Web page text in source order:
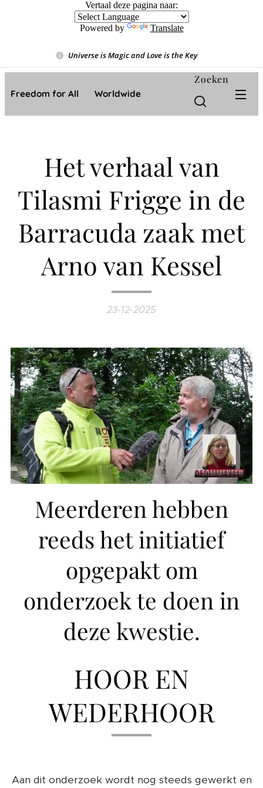
Vertaal deze pagina naar:
Powered by Translate
Universe is Magic and Love is the Key❤️
Freedom for All ❤️ Worldwide
Zoeken
Het verhaal van
Tilasmi Frigge in de
Barracuda zaak met
Arno van Kessel
23-12-2025
Meerderen hebben
reeds het initiatief
opgepakt om
onderzoek te doen in
deze kwestie.
HOOR EN
WEDERHOOR
Aan dit onderzoek wordt nog steeds gewerkt en